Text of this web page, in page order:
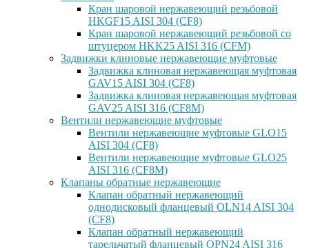
Кран шаровой нержавеющий резьбовой
HKGF15 AISI 304 (CF8)
Кран шаровой нержавеющий резьбовой со
штуцером HKK25 AISI 316 (CFM)
Задвижки клиновые нержавеющие муфтовые
Задвижка клиновая нержавеющая муфтовая
GAV15 AISI 304 (CF8)
Задвижка клиновая нержавеющая муфтовая
GAV25 AISI 316 (CF8M)
Вентили нержавеющие муфтовые
Вентили нержавеющие муфтовые GLO15
AISI 304 (CF8)
Вентили нержавеющие муфтовые GLO25
AISI 316 (CF8M)
Клапаны обратные нержавеющие
Клапан обратный нержавеющий
однодисковый фланцевый OLN14 AISI 304
(CF8)
Клапан обратный нержавеющий
тарельчатый фланцевый OPN24 AISI 316